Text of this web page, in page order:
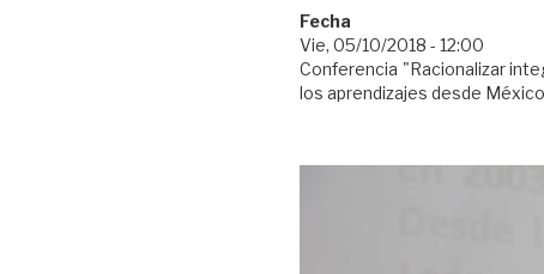
Fecha
Vie, 05/10/2018 - 12:00
Conferencia "Racionalizar
los aprendizajes desde